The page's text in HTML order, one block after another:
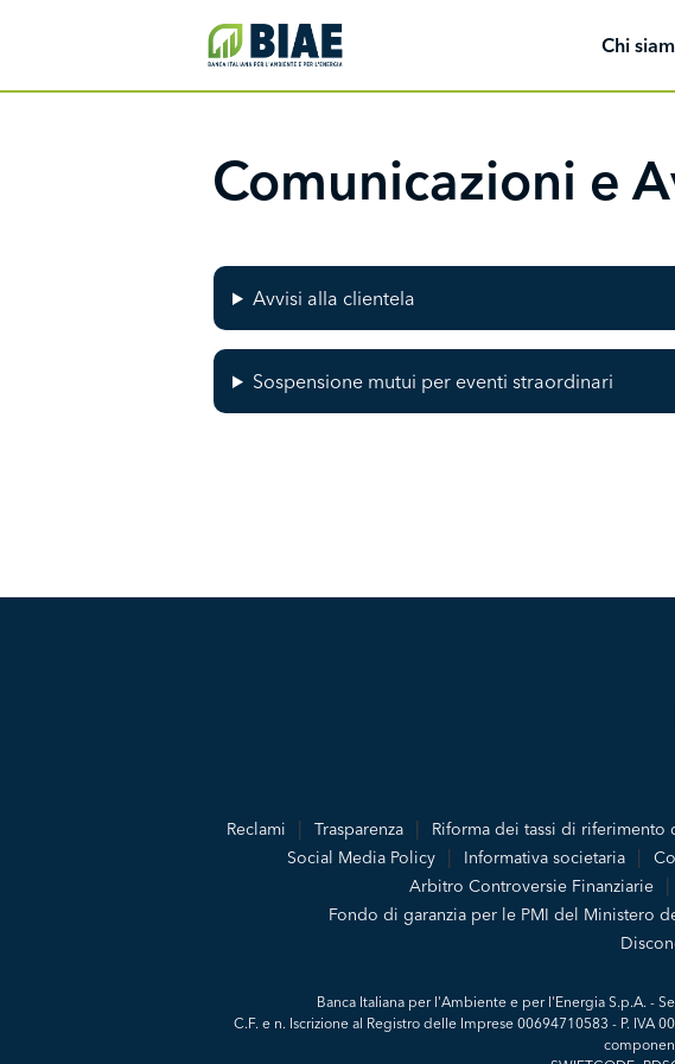
Chi
Comunicazioni e
Avvisi alla clientela
Sospensione mutui per eventi straordinari
Reclami Trasparenza Riforma dei tassi di riferimento
Social Media Policy
Informativa societaria
Arbitro Controversie Finanziarie
Fondo di garanzia per le PMI del Ministero
Banca Italiana per l'Ambiente e per l'Energia S.p.A. -
C.F. e n. Iscrizione al Registro delle Imprese 00694710583 - P. IVA